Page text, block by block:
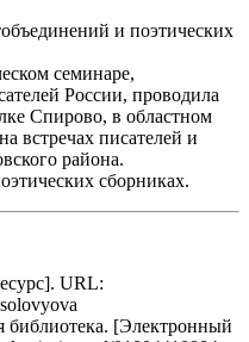
и поэтических
семинаре,
России, проводила
Спирово, в областном
встречах писателей и
района.
сборниках.
URL:
библиотека. [Электронный